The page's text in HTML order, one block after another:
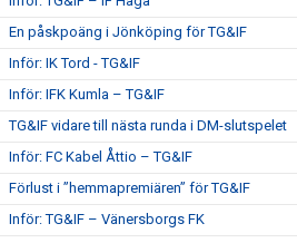
En påskpoäng i Jönköping för TG&IF
Inför: IK Tord - TG&IF
Inför: IFK Kumla – TG&IF
TG&IF vidare till nästa runda i DM-slutspelet
Inför: FC Kabel Åttio – TG&IF
Förlust i ”hemmapremiären” för TG&IF
Inför: TG&IF – Vänersborgs FK